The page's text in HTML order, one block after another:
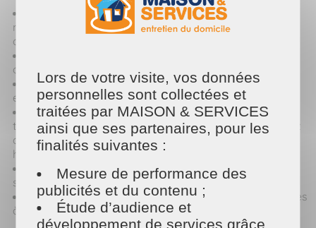
Gain de temps précieux: Déléguez les tâches
ménagères et retrouvez votre liberté, consacrez-vous à
ce qui vous rend heureux.
organisée contribue à votre bien-être.
Expertise: Nos professionnels sont expérimentés et
efficaces, dynamiques et sérieux.
Flexibilité: Nous nous adaptons à votre emploi du
temps, à vos besoins, et à vos contraintes. Vous pouvez
choisir la fréquence des interventions : quotidienne,
hebdomadaire ou ponctuelle.
Sécurité: Tous nos intervenants sont assurés et
sélectionnés avec soin.
Facilité: Bénéficiez du crédit d'impôt pour les services
à la personne.
Lors de votre visite, vos données
personnelles sont collectées et
traitées par MAISON & SERVICES
ainsi que ses partenaires, pour les
finalités suivantes :
Mesure de performance des
publicités et du contenu ;
Étude d’audience et
développement de services grâce